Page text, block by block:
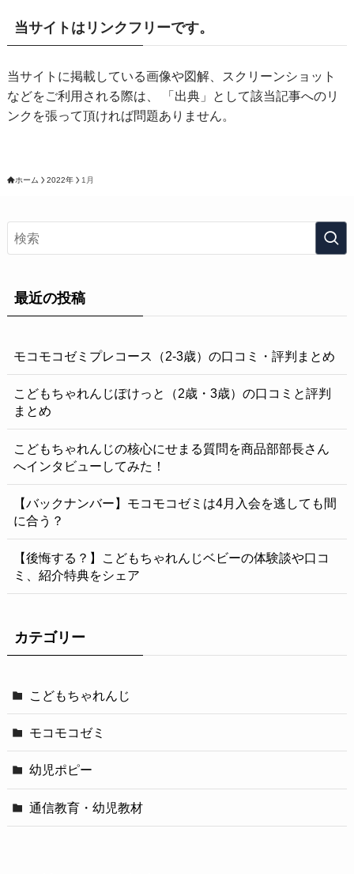
当サイトはリンクフリーです。
当サイトに掲載している画像や図解、スクリーンショット
などをご利用される際は、 「出典」として該当記事へのリ
ンクを張って頂ければ問題ありません。
ホーム 2022年 1月
最近の投稿
モコモコゼミプレコース（2-3歳）の口コミ・評判まとめ
こどもちゃれんじぽけっと（2歳・3歳）の口コミと評判
まとめ
こどもちゃれんじの核心にせまる質問を商品部部長さん
へインタビューしてみた！
【バックナンバー】モコモコゼミは4月入会を逃しても間
に合う？
【後悔する？】こどもちゃれんじベビーの体験談や口コ
ミ、紹介特典をシェア
カテゴリー
こどもちゃれんじ
モコモコゼミ
幼児ポピー
通信教育・幼児教材